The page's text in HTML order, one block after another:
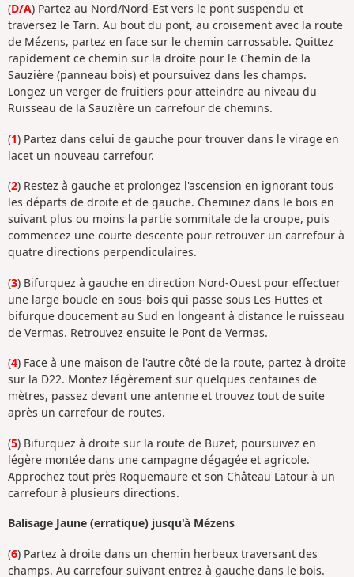
(D/A) Partez au Nord/Nord-Est vers le pont suspendu et
traversez le Tarn. Au bout du pont, au croisement avec la route
de Mézens, partez en face sur le chemin carrossable. Quittez
rapidement ce chemin sur la droite pour le Chemin de la
Sauzière (panneau bois) et poursuivez dans les champs.
Longez un verger de fruitiers pour atteindre au niveau du
Ruisseau de la Sauzière un carrefour de chemins.
(1) Partez dans celui de gauche pour trouver dans le virage en
lacet un nouveau carrefour.
(2) Restez à gauche et prolongez l'ascension en ignorant tous
les départs de droite et de gauche. Cheminez dans le bois en
suivant plus ou moins la partie sommitale de la croupe, puis
commencez une courte descente pour retrouver un carrefour à
quatre directions perpendiculaires.
(3) Bifurquez à gauche en direction Nord-Ouest pour effectuer
une large boucle en sous-bois qui passe sous Les Huttes et
bifurque doucement au Sud en longeant à distance le ruisseau
de Vermas. Retrouvez ensuite le Pont de Vermas.
(4) Face à une maison de l'autre côté de la route, partez à droite
sur la D22. Montez légèrement sur quelques centaines de
mètres, passez devant une antenne et trouvez tout de suite
après un carrefour de routes.
(5) Bifurquez à droite sur la route de Buzet, poursuivez en
légère montée dans une campagne dégagée et agricole.
Approchez tout près Roquemaure et son Château Latour à un
carrefour à plusieurs directions.
Balisage Jaune (erratique) jusqu'à Mézens
(6) Partez à droite dans un chemin herbeux traversant des
champs. Au carrefour suivant entrez à gauche dans le bois.